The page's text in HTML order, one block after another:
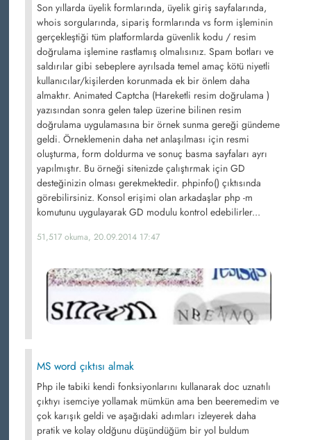
Son yıllarda üyelik formlarında, üyelik giriş sayfalarında,
whois sorgularında, sipariş formlarında vs form işleminin
gerçekleştiği tüm platformlarda güvenlik kodu / resim
doğrulama işlemine rastlamış olmalısınız. Spam botları ve
saldırılar gibi sebeplere ayrılsada temel amaç kötü niyetli
kullanıcılar/kişilerden korunmada ek bir önlem daha
almaktır. Animated Captcha (Hareketli resim doğrulama )
yazısından sonra gelen talep üzerine bilinen resim
doğrulama uygulamasına bir örnek sunma gereği gündeme
geldi. Örneklemenin daha net anlaşılması için resmi
oluşturma, form doldurma ve sonuç basma sayfaları ayrı
yapılmıştır. Bu örneği sitenizde çalıştırmak için GD
desteğinizin olması gerekmektedir. phpinfo() çıktısında
görebilirsiniz. Konsol erişimi olan arkadaşlar php -m
komutunu uygulayarak GD modulu kontrol edebilirler...
51,517 okuma, 20.09.2014 17:47
MS word çıktısı almak
Php ile tabiki kendi fonksiyonlarını kullanarak doc uznatılı
çıktıyı isemciye yollamak mümkün ama ben beeremedim ve
çok karışık geldi ve aşağıdaki adımları izleyerek daha
pratik ve kolay oldğunu düşündüğüm bir yol buldum